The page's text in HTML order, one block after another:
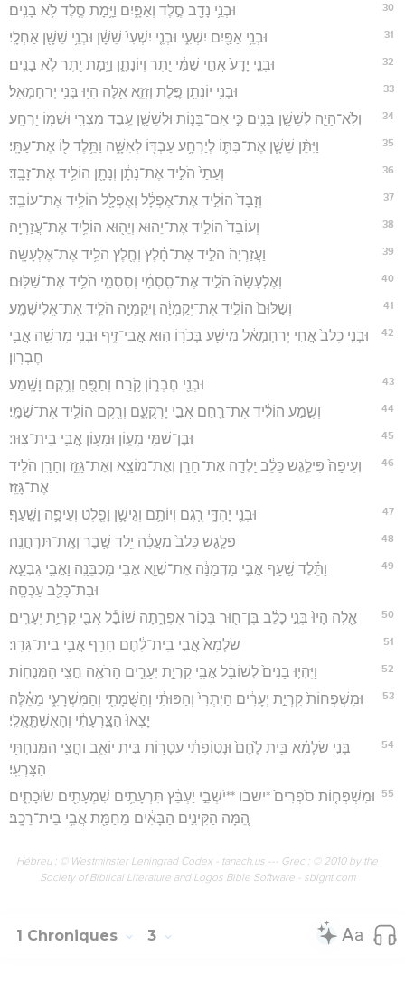
30 וּבְנֵ֥י נָדָ֖ב סֶ֣לֶד וְאַפָּ֑יִם וַיָּ֥מָת סֶ֖לֶד לֹ֥א בָנִֽים׃
31 וּבְנֵ֥י אַפַּ֖יִם יִשְׁעִ֑י וּבְנֵ֤י יִשְׁעִי֙ שֵׁשָׁ֔ן וּבְנֵ֥י שֵׁשָׁ֖ן אַחְלָֽי׃
32 וּבְנֵ֤י יָדָע֙ אֲחִ֣י שַׁמַּ֔י יֶ֖תֶר וְיוֹנָתָ֑ן וַיָּ֥מָת יֶ֖תֶר לֹ֥א בָנִֽים׃
33 וּבְנֵ֥י יוֹנָתָ֖ן פֶּ֣לֶת וְזָזָ֑א אֵ֥לֶּה הָי֖וּ בְּנֵ֥י יְרַחְמְאֵֽל׃
34 וְלֹֽא־הָיָ֧ה לְשֵׁשָׁ֛ן בָּנִ֖ים כִּ֣י אִם־בָּנ֑וֹת וּלְשֵׁשָׁ֛ן עֶ֥בֶד מִצְרִ֖י וּשְׁמ֥וֹ יַרְחָֽע׃
35 וַיִּתֵּ֨ן שֵׁשָׁ֧ן אֶת־בִּתּ֛וֹ לְיַרְחָ֥ע עַבְדּ֖וֹ לְאִשָּׁ֑ה וַתֵּ֥לֶד ל֖וֹ אֶת־עַתָּֽי׃
36 וְעַתַּי֙ הֹלִ֣יד אֶת־נָתָ֔ן וְנָתָ֖ן הוֹלִ֥יד אֶת־זָבָֽד׃
37 וְזָבָד֙ הוֹלִ֣יד אֶת־אֶפְלָ֔ל וְאֶפְלָ֖ל הוֹלִ֥יד אֶת־עוֹבֵֽד׃
38 וְעוֹבֵד֙ הוֹלִ֣יד אֶת־יֵה֔וּא וְיֵה֖וּא הוֹלִ֥יד אֶת־עֲזַרְיָֽה׃
39 וַעֲזַרְיָה֙ הֹלִ֣יד אֶת־חָ֔לֶץ וְחֶ֖לֶץ הֹלִ֥יד אֶת־אֶלְעָשָֽׂה׃
40 וְאֶלְעָשָׂה֙ הֹלִ֣יד אֶת־סִֽסְמָ֔י וְסִסְמַ֖י הֹלִ֥יד אֶת־שַׁלּֽוּם׃
41 וְשַׁלּוּם֙ הוֹלִ֣יד אֶת־יְקַמְיָ֔ה וִֽיקַמְיָ֖ה הֹלִ֥יד אֶת־אֱלִישָׁמָֽע׃
42
וּבְנֵ֤י כָלֵב֙ אֲחִ֣י יְרַחְמְאֵ֔ל מֵישָׁ֥ע בְּכֹר֖וֹ ה֣וּא אֲבִי־זִ֑יף וּבְנֵ֥י מָרֵשָׁ֖ה אֲבִ֥י
חֶבְרֽוֹן׃
43 וּבְנֵ֖י חֶבְר֑וֹן קֹ֥רַח וְתַפֻּ֖חַ וְרֶ֥קֶם וָשָֽׁמַע׃
44 וְשֶׁ֣מַע הוֹלִ֔יד אֶת־רַ֖חַם אֲבִ֣י יָרְקֳעָ֑ם וְרֶ֖קֶם הוֹלִ֥יד אֶת־שַׁמָּֽי׃
45 וּבֶן־שַׁמַּ֖י מָע֑וֹן וּמָע֖וֹן אֲבִ֥י בֵֽית־צֽוּר׃
46
וְעֵיפָה֙ פִּילֶ֣גֶשׁ כָּלֵ֔ב יָֽלְדָ֛ה אֶת־חָרָ֥ן וְאֶת־מוֹצָ֖א וְאֶת־גָּזֵ֑ז וְחָרָ֖ן הֹלִ֥יד
אֶת־גָּזֵֽז׃
47 וּבְנֵ֖י יָהְדָּ֑י רֶ֧גֶם וְיוֹתָ֛ם וְגֵישָׁ֥ן וָפֶ֖לֶט וְעֵיפָ֥ה וָשָֽׁעַף׃
48 פִּלֶ֤גֶשׁ כָּלֵב֙ מַעֲכָ֔ה יָ֥לַד שֶׁ֖בֶר וְאֶֽת־תִּרְחֲנָֽה׃
49
וַתֵּ֗לֶד שַׁ֚עַף אֲבִ֣י מַדְמַנָּ֔ה אֶת־שְׁוָ֛א אֲבִ֥י מַכְבֵּנָ֖ה וַאֲבִ֣י גִבְעָ֑א
וּבַת־כָּלֵ֖ב עַכְסָֽה׃
50 אֵ֤לֶּה הָיוּ֙ בְּנֵ֣י כָלֵ֔ב בֶּן־ח֖וּר בְּכ֣וֹר אֶפְרָ֑תָה שׁוֹבָ֕ל אֲבִ֖י קִרְיַ֥ת יְעָרִֽים׃
51 שַׂלְמָא֙ אֲבִ֣י בֵֽית־לָ֔חֶם חָרֵ֖ף אֲבִ֥י בֵית־גָּדֵֽר׃
52 וַיִּהְי֤וּ בָנִים֙ לְשׁוֹבָ֔ל אֲבִ֖י קִרְיַ֣ת יְעָרִ֑ים הָרֹאֶ֖ה חֲצִ֥י הַמְּנֻחֽוֹת׃
53
וּמִשְׁפְּחוֹת֙ קִרְיַ֣ת יְעָרִ֔ים הַיִּתְרִי֙ וְהַפּוּתִ֔י וְהַשֻּׁמָתִ֖י וְהַמִּשְׁרָעִ֑י מֵאֵ֗לֶּה
יָצְאוּ֙ הַצָּ֣רְעָתִ֔י וְהָאֶשְׁתָּ֖אֻֽלִֽי׃
54
בְּנֵ֣י שַׂלְמָ֗א בֵּ֥ית לֶ֙חֶם֙ וּנְט֣וֹפָתִ֔י עַטְר֖וֹת בֵּ֣ית יוֹאָ֑ב וַחֲצִ֥י הַמָּנַחְתִּ֖י
הַצָּרְעִֽי׃
55
וּמִשְׁפְּח֤וֹת סֹפְרִים֙ *ישבו **יֹשְׁבֵ֣י יַעְבֵּ֔ץ תִּרְעָתִ֥ים שִׁמְעָתִ֖ים שׂוּכָתִ֑ים
הֵ֚מָּה הַקִּינִ֣ים הַבָּאִ֔ים מֵחַמַּ֖ת אֲבִ֥י בֵית־רֵכָֽב׃
Hébreu : © Westminster Leningrad Codex - tanach.us --- Grec : © 2010 by the
Society of Biblical Literature and Logos Bible Software - sblgnt.com
1 Chroniques 3